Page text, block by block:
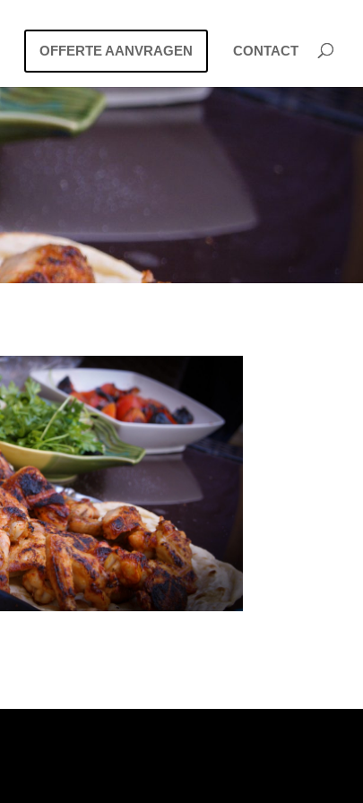
OFFERTE AANVRAGEN CONTACT